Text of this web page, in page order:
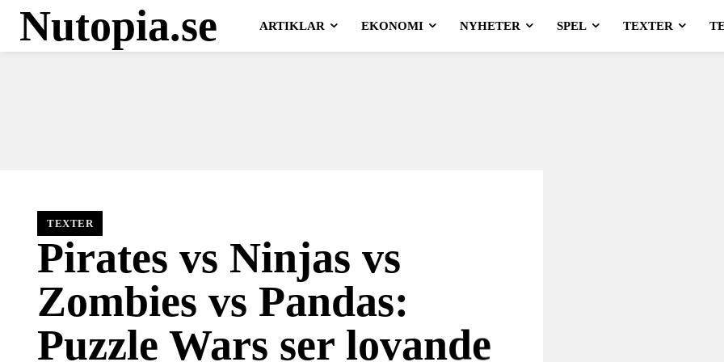
Nutopia.se ARTIKLAR EKONOMI NYHETER SPEL TEXTER
TEXTER
Pirates vs Ninjas vs
Zombies vs Pandas:
Puzzle Wars ser lovande